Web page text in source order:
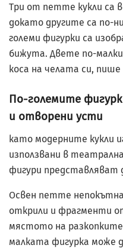
Три от петте кукли са
докато другите са по-
големи фигурки са
бижута. Двете по-
коса на челата си,
По-големите
и отворени усти
като модерните кукли
използвани в
фигури представляват
Освен петте
открили и фрагменти
мястото на
малката фигурка може